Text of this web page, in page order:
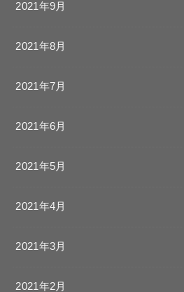
2021年9月
2021年8月
2021年7月
2021年6月
2021年5月
2021年4月
2021年3月
2021年2月